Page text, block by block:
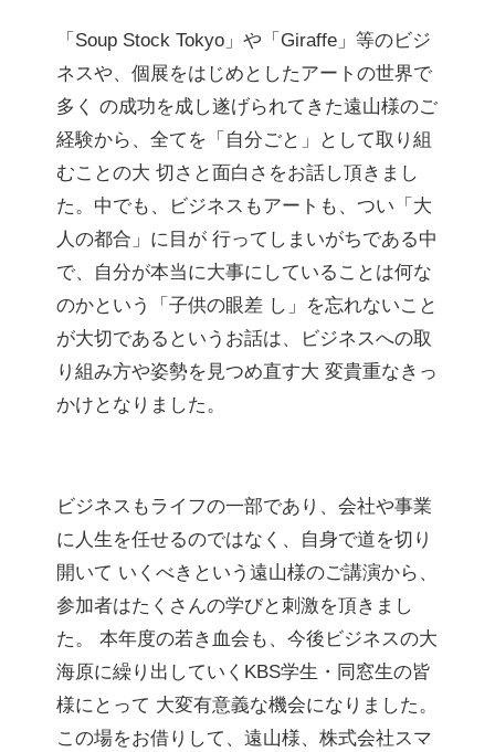
「Soup Stock Tokyo」や「Giraffe」等のビジ
ネスや、個展をはじめとしたアートの世界で
多く の成功を成し遂げられてきた遠山様のご
経験から、全てを「自分ごと」として取り組
むことの大 切さと面白さをお話し頂きまし
た。中でも、ビジネスもアートも、つい「大
人の都合」に目が 行ってしまいがちである中
で、自分が本当に大事にしていることは何な
のかという「子供の眼差 し」を忘れないこと
が大切であるというお話は、ビジネスへの取
り組み方や姿勢を見つめ直す大 変貴重なきっ
かけとなりました。
ビジネスもライフの一部であり、会社や事業
に人生を任せるのではなく、自身で道を切り
開いて いくべきという遠山様のご講演から、
参加者はたくさんの学びと刺激を頂きまし
た。 本年度の若き血会も、今後ビジネスの大
海原に繰り出していくKBS学生・同窓生の皆
様にとって 大変有意義な機会になりました。
この場をお借りして、遠山様、株式会社スマ